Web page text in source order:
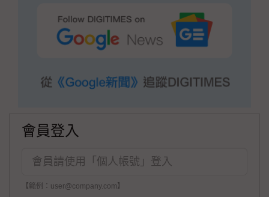
會員登入
【範例：user@company.com】